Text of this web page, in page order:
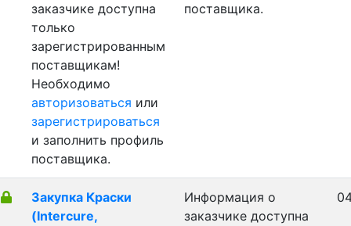
заказчике доступна
только
зарегистрированным
поставщикам!
Необходимо
авторизоваться или
зарегистрироваться
и заполнить профиль
поставщика.
поставщика.
Закупка Краски
(Intercure,
Информация о
заказчике доступна